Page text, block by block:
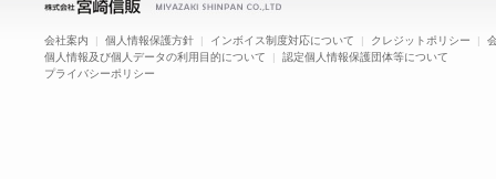
会社案内 | 個人情報保護方針 | インボイス制度対応について | クレジットポリシー |
個人情報及び個人データの利用目的について | 認定個人情報保護団体等について
プライバシーポリシー